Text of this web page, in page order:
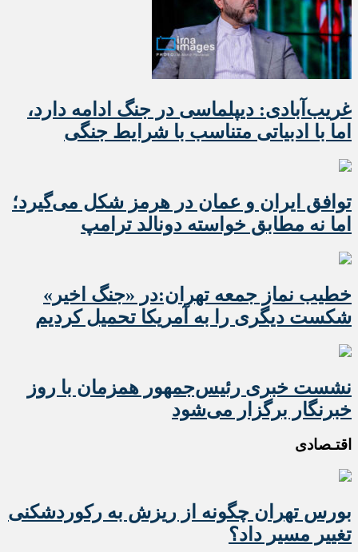
غریب‌آبادی: دیپلماسی در جنگ ادامه دارد،
اما با ادبیاتی متناسب با شرایط جنگی
توافق ایران و عمان در هرمز شکل می‌گیرد؛
اما نه مطابق خواسته دونالد ترامپ
خطیب نماز جمعه تهران:در «جنگ اخیر»
شکست دیگری را به آمریکا تحمیل کردیم
نشست خبری رئیس‌جمهور همزمان با روز
خبرنگار برگزار می‌شود
اقتـصادی
بورس تهران چگونه از ریزش به رکوردشکنی
تغییر مسیر داد؟